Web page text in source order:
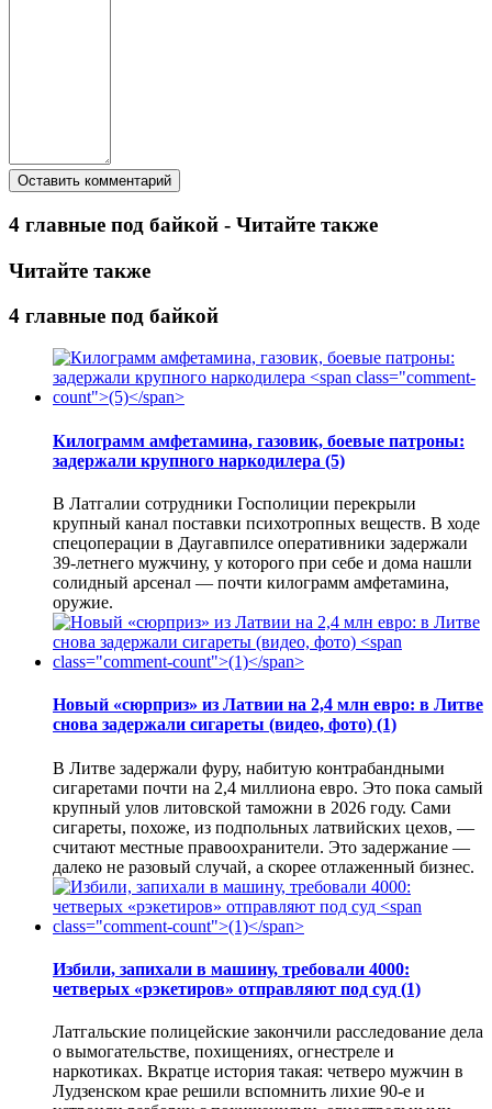
4 главные под байкой - Читайте также
Читайте также
4 главные под байкой
Килограмм амфетамина, газовик, боевые патроны:
задержали крупного наркодилера (5)
В Латгалии сотрудники Госполиции перекрыли
крупный канал поставки психотропных веществ. В ходе
спецоперации в Даугавпилсе оперативники задержали
39-летнего мужчину, у которого при себе и дома нашли
солидный арсенал — почти килограмм амфетамина,
оружие.
Новый «сюрприз» из Латвии на 2,4 млн евро: в Литве
снова задержали сигареты (видео, фото) (1)
В Литве задержали фуру, набитую контрабандными
сигаретами почти на 2,4 миллиона евро. Это пока самый
крупный улов литовской таможни в 2026 году. Сами
сигареты, похоже, из подпольных латвийских цехов, —
считают местные правоохранители. Это задержание —
далеко не разовый случай, а скорее отлаженный бизнес.
Избили, запихали в машину, требовали 4000:
четверых «рэкетиров» отправляют под суд (1)
Латгальские полицейские закончили расследование дела
о вымогательстве, похищениях, огнестреле и
наркотиках. Вкратце история такая: четверо мужчин в
Лудзенском крае решили вспомнить лихие 90-е и